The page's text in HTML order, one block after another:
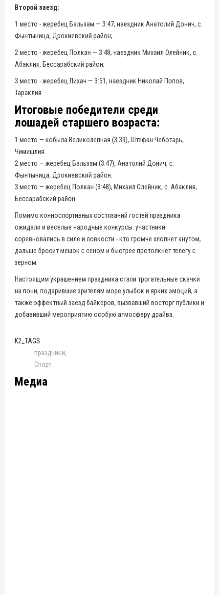
Второй заезд:
1 место - жеребец Бальзам — 3:47, наездник Анатолий Донич, с.
Фынтыница, Дрокиевский район;
2 место - жеребец Полкан — 3:48, наездник Михаил Олейник, с.
Абаклия, Бессарабский район;
3 место - жеребец Лихач — 3:51, наездник Николай Попов,
Тараклия.
Итоговые победители среди
лошадей старшего возраста:
1 место — кобыла Великолепная (3:39), Штефан Чеботарь,
Чимишлия.
2 место — жеребец Бальзам (3:47), Анатолий Донич, с.
Фынтыница, Дрокиевский район.
3 место — жеребец Полкан (3:48), Михаил Олейник, с. Абаклия,
Бессарабский район.
Помимо конноспортивных состязаний гостей праздника
ожидали и веселые народные конкурсы: участники
соревновались в силе и ловкости - кто громче хлопнет кнутом,
дальше бросит мешок с сеном и быстрее протолкнет телегу с
зерном.
Настоящим украшением праздника стали трогательные скачки
на пони, подарившие зрителям море улыбок и ярких эмоций, а
также эффектный заезд байкеров, вызвавший восторг публики и
добавивший мероприятию особую атмосферу драйва.
K2_TAGS
праздники
Спорт
Медиа